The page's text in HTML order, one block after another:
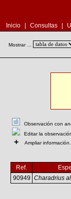
Inicio Consultas
Mostrar ...
Observación con
Editar la
+ Ampliar información.
Ref.
90949 Charadrius